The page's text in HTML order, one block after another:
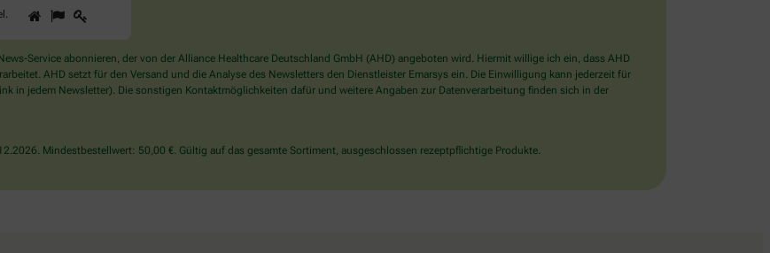
Sind
Sie
Mensch?
Dann
wählen
Schlüssel.
1 2
Service abonnieren, der von der Alliance Healthcare Deutschland GmbH (AHD) angeboten wird. Hiermit willige ich ein, dass AHD
AHD setzt für den Versand und die Analyse des Newsletters den Dienstleister Emarsys ein. Die Einwilligung kann jederzeit für
in jedem Newsletter). Die sonstigen Kontaktmöglichkeiten dafür und weitere Angaben zur Datenverarbeitung finden sich in der
Mindestbestellwert: 50,00 €. Gültig auf das gesamte Sortiment, ausgeschlossen rezeptpflichtige Produkte.